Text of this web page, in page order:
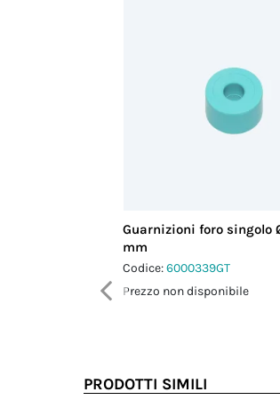
Guarnizioni foro singolo
mm
Codice:6000339GT
Prezzo non disponibile
PRODOTTI SIMILI